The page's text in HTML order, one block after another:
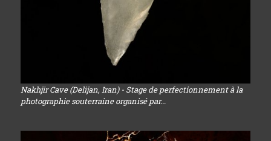
Nakhjir Cave (Delijan, Iran) - Stage de perfectionnement à la
photographie souterraine organisé par...